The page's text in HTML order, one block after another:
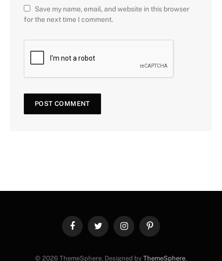
Save my name, email, and website in this browser
for the next time I comment.
FacebookTwitter InstagramPinterest
© 2026 ThemeSphere. Designed by ThemeSphere.